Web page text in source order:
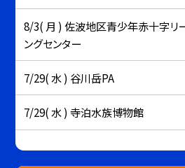
8/3( 月 ) 佐波地区青少年赤十字リ
ングセンター
7/29( 水 ) 谷川岳PA
7/29( 水 ) 寺泊水族博物館